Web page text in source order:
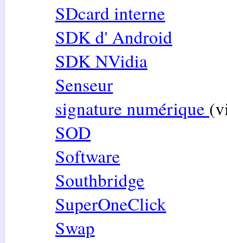
SDcard interne
SDK d' Android
SDK NVidia
Senseur
signature numérique
SOD
Software
Southbridge
SuperOneClick
Swap